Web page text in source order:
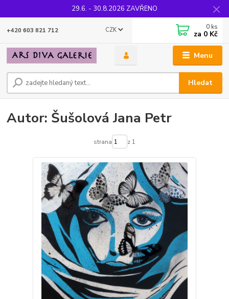
29.6. - 30.8.2026 ZAVŘENO
Menu
CZK
Hledat
+420 603 821 712 0 ks
za 0 Kč
Autor: Šušolová Jana Petr
strana z 1